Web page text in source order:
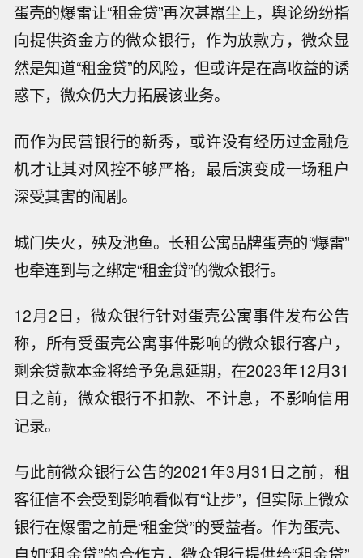
蛋壳的爆雷让“租金贷”再次甚嚣尘上，舆论纷纷指
向提供资金方的微众银行，作为放款方，微众显
然是知道“租金贷”的风险，但或许是在高收益的诱
惑下，微众仍大力拓展该业务。
而作为民营银行的新秀，或许没有经历过金融危
机才让其对风控不够严格，最后演变成一场租户
深受其害的闹剧。
城门失火，殃及池鱼。长租公寓品牌蛋壳的“爆雷”
也牵连到与之绑定“租金贷”的微众银行。
12月2日，微众银行针对蛋壳公寓事件发布公告
称，所有受蛋壳公寓事件影响的微众银行客户，
剩余贷款本金将给予免息延期，在2023年12月31
日之前，微众银行不扣款、不计息，不影响信用
记录。
与此前微众银行公告的2021年3月31日之前，租
客征信不会受到影响看似有“让步”，但实际上微众
银行在爆雷之前是“租金贷”的受益者。作为蛋壳、